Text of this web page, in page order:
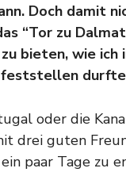
Doch damit
“Tor zu
bieten, wie ich
feststellen
oder die
drei guten
paar Tage zu